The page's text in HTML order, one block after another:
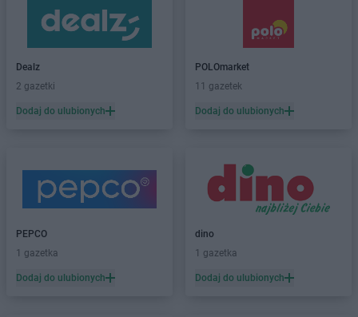
Dealz
2 gazetki
Dodaj do ulubionych
POLOmarket
11 gazetek
Dodaj do ulubionych
PEPCO
1 gazetka
Dodaj do ulubionych
dino
1 gazetka
Dodaj do ulubionych